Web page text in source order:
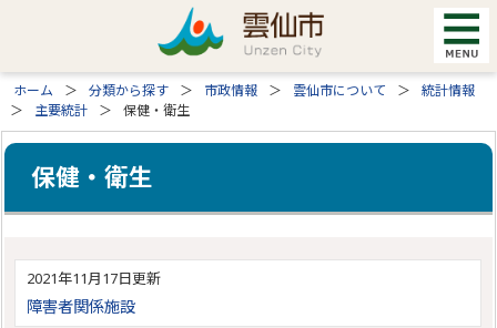
ホーム 分類から探す 市政情報 雲仙市について
統計情報
主要統計
保健・衛生
保健・衛生
2021年11月17日更新
障害者関係施設